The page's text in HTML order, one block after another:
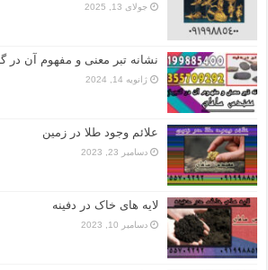
جولای 13, 2025
نشانه تبر معنی و مفهوم آن در
ژانویه 14, 2024
علائم وجود طلا در زمین
دسامبر 23, 2023
لایه های خاک در دفینه
دسامبر 10, 2023